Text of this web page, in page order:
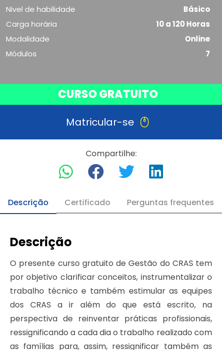
Nivel de habilidade
Básico
Carga horária
10 a 120 Horas
Modalidade
Online
Módulos
7
CURSO GRATUITO
Matricular-se
Compartilhe:
Descrição Certificado Perguntas frequentes
Descrição
O presente curso gratuito de Gestão do CRAS tem
por objetivo clarificar conceitos, instrumentalizar o
trabalho técnico e também estimular as equipes
dos CRAS a ir além do que está escrito, na
perspectiva de reinventar práticas profissionais,
ressignificando a cada dia o trabalho realizado com
as famílias para, assim, ressignificar também as